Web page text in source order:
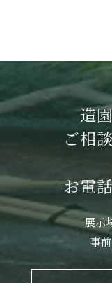
造
ご相
お電
展示
事